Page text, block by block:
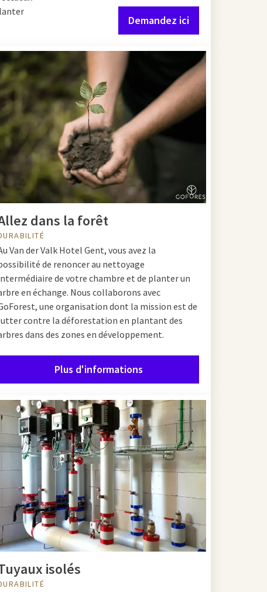
Demandez ici
dans la forêt
Van der Valk Hotel Gent, vous avez la
de renoncer au nettoyage
de votre chambre et de planter un
en échange. Nous collaborons avec
une organisation dont la mission est de
contre la déforestation en plantant des
dans des zones en développement.
Plus d'informations
isolés